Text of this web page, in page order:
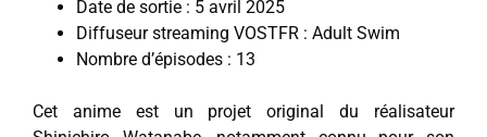
Date de sortie : 5 avril 2025
Diffuseur streaming VOSTFR : Adult Swim
Nombre d’épisodes : 13
Cet anime est un projet original du réalisateur